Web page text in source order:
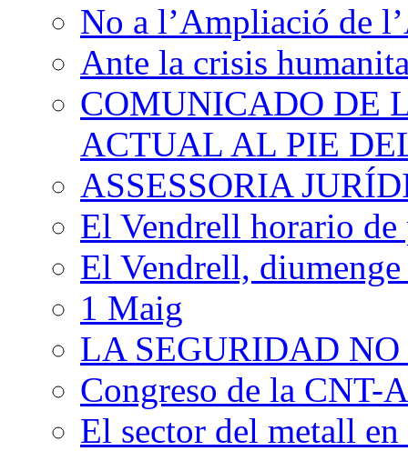
No a l’Ampliació de
Ante la crisis
COMUNICADO DE
ACTUAL AL PIE
ASSESSORIA
El Vendrell horario de
El Vendrell,
1 Maig
LA SEGURIDAD
Congreso de la
El sector del metall